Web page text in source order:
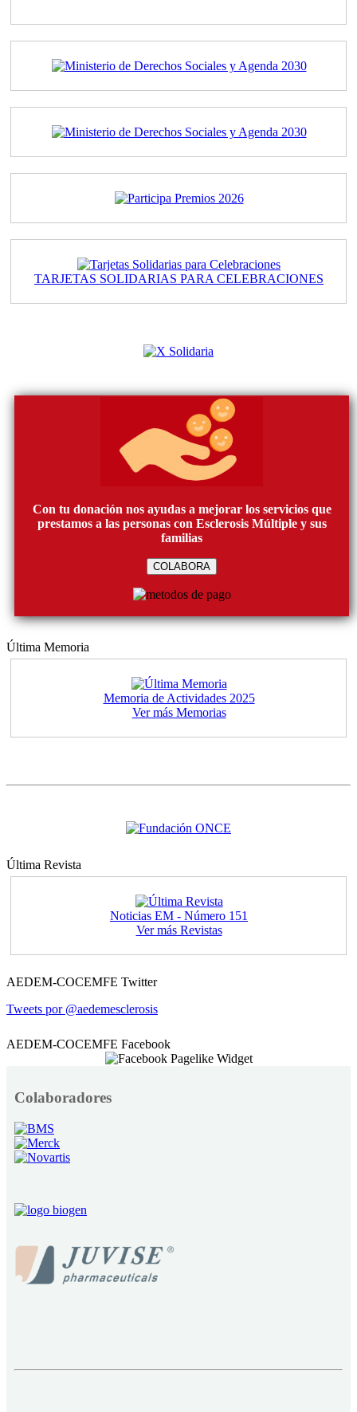
TARJETAS SOLIDARIAS PARA CELEBRACIONES
Con tu donación nos ayudas a mejorar los servicios que
prestamos a las personas con Esclerosis Múltiple y sus
familias
COLABORA
Última Memoria
Memoria de Actividades 2025
Ver más Memorias
Última Revista
Noticias EM - Número 151
Ver más Revistas
AEDEM-COCEMFE Twitter
Tweets por @aedemesclerosis
AEDEM-COCEMFE Facebook
Colaboradores